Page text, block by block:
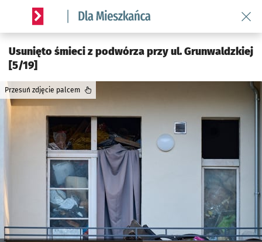
Serwis informacyjny wroclaw.pl podserwis: Dla mieszkańca
Usunięto śmieci z podwórza przy ul. Grunwaldzkiej
[5/19]
Przesuń zdjęcie palcem